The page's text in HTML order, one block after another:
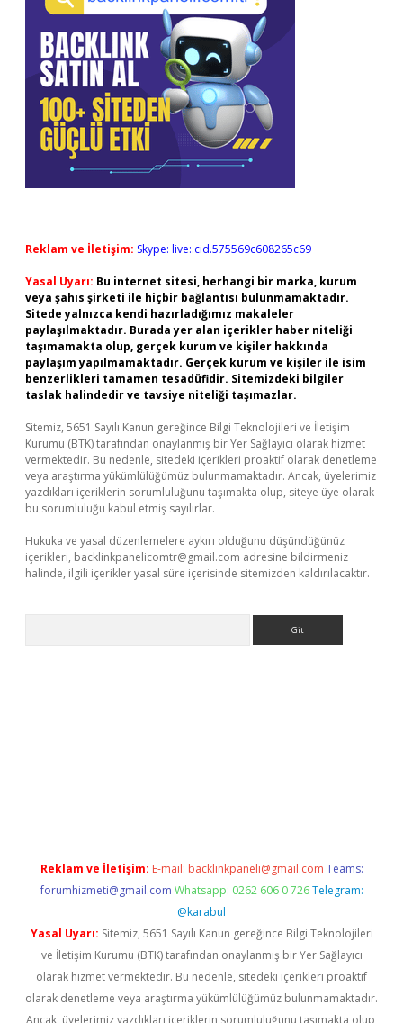
Reklam ve İletişim: Skype: live:.cid.575569c608265c69
Yasal Uyarı: Bu internet sitesi, herhangi bir marka, kurum
veya şahıs şirketi ile hiçbir bağlantısı bulunmamaktadır.
Sitede yalnızca kendi hazırladığımız makaleler
paylaşılmaktadır. Burada yer alan içerikler haber niteliği
taşımamakta olup, gerçek kurum ve kişiler hakkında
paylaşım yapılmamaktadır. Gerçek kurum ve kişiler ile isim
benzerlikleri tamamen tesadüfidir. Sitemizdeki bilgiler
taslak halindedir ve tavsiye niteliği taşımazlar.
Sitemiz, 5651 Sayılı Kanun gereğince Bilgi Teknolojileri ve İletişim
Kurumu (BTK) tarafından onaylanmış bir Yer Sağlayıcı olarak hizmet
vermektedir. Bu nedenle, sitedeki içerikleri proaktif olarak denetleme
veya araştırma yükümlülüğümüz bulunmamaktadır. Ancak, üyelerimiz
yazdıkları içeriklerin sorumluluğunu taşımakta olup, siteye üye olarak
bu sorumluluğu kabul etmiş sayılırlar.
Hukuka ve yasal düzenlemelere aykırı olduğunu düşündüğünüz
içerikleri, backlinkpanelicomtr@gmail.com adresine bildirmeniz
halinde, ilgili içerikler yasal süre içerisinde sitemizden kaldırılacaktır.
Reklam ve İletişim: E-mail: backlinkpaneli@gmail.com Teams:
forumhizmeti@gmail.com Whatsapp: 0262 606 0 726 Telegram:
@karabul
Yasal Uyarı: Sitemiz, 5651 Sayılı Kanun gereğince Bilgi Teknolojileri
ve İletişim Kurumu (BTK) tarafından onaylanmış bir Yer Sağlayıcı
olarak hizmet vermektedir. Bu nedenle, sitedeki içerikleri proaktif
olarak denetleme veya araştırma yükümlülüğümüz bulunmamaktadır.
Ancak, üyelerimiz yazdıkları içeriklerin sorumluluğunu taşımakta olup,